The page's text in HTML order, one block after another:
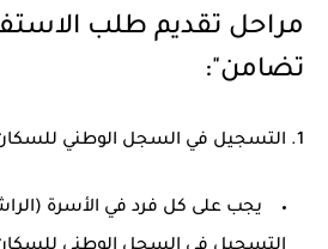
تضامن":
1. التسجيل في السجل الوطني للسكان (مرة واحدة):
يجب على كل فرد في الأسرة